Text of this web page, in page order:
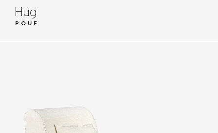
Hug
POUF